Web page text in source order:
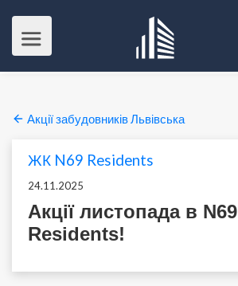
Акції забудовників Львівська
ЖК N69 Residents
24.11.2025
Акції листопада в N69
Residents!